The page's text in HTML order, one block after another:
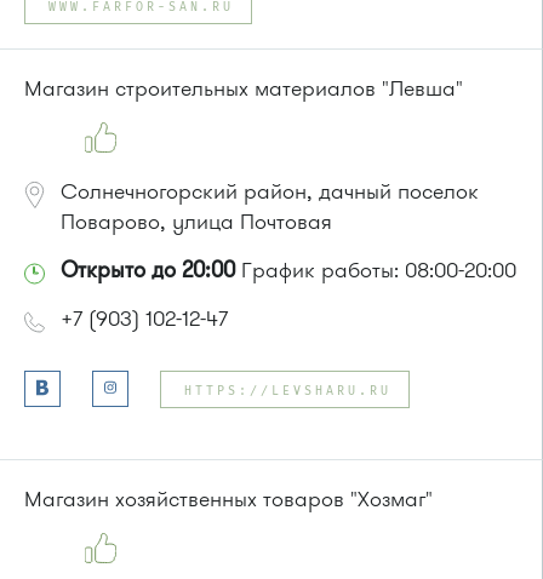
WWW.FARFOR-SAN.RU
Магазин строительных материалов "Левша"
Солнечногорский район, дачный поселок
Поварово, улица Почтовая
Открыто до 20:00График работы: 08:00-20:00
+7 (903) 102-12-47
HTTPS://LEVSHARU.RU
Магазин хозяйственных товаров "Хозмаг"